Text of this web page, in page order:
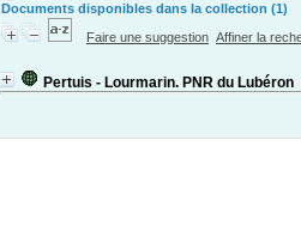
Documents disponibles dans la collection (1)
Faire une suggestion Affiner la
Pertuis - Lourmarin. PNR du Lubéron